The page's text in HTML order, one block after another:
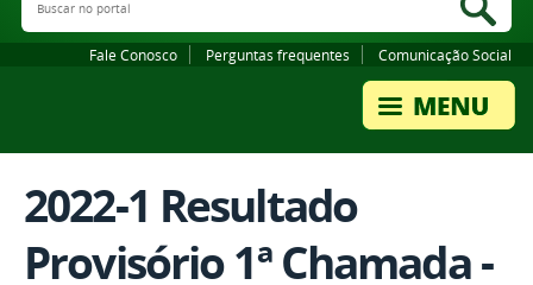
Fale Conosco Perguntas frequentes Comunicação Social
2022-1 Resultado
Provisório 1ª Chamada -